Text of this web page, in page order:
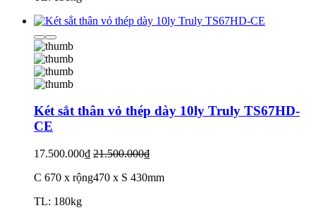
Két sắt thân vỏ thép dày 10ly Truly TS67HD-
CE
17.500.000₫ 21.500.000₫
C 670 x rộng470 x S 430mm
TL: 180kg